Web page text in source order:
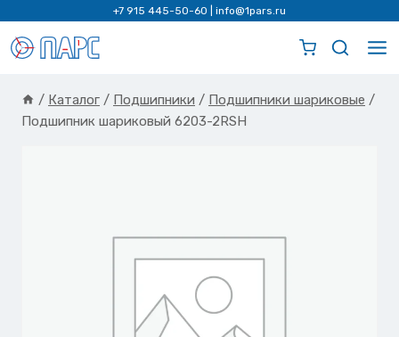
содержимому
+7 915 445-50-60 info@1pars.ru
/ Каталог / Подшипники / Подшипники шариковые /
Подшипник шариковый 6203-2RSH